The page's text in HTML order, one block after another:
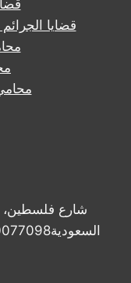
قضايا
السعودية0560077098 almoayad.law@gmail.com